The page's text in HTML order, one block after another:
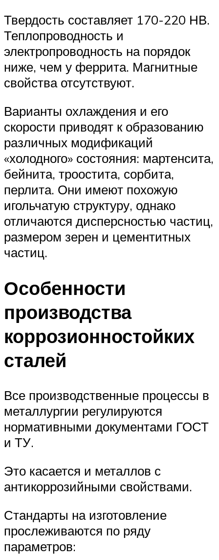
Твердость составляет 170-220 НВ.
Теплопроводность и
электропроводность на порядок
ниже, чем у феррита. Магнитные
свойства отсутствуют.
Варианты охлаждения и его
скорости приводят к образованию
различных модификаций
«холодного» состояния: мартенсита,
бейнита, троостита, сорбита,
перлита. Они имеют похожую
игольчатую структуру, однако
отличаются дисперсностью частиц,
размером зерен и цементитных
частиц.
Особенности
производства
коррозионностойких
сталей
Все производственные процессы в
металлургии регулируются
нормативными документами ГОСТ
и ТУ.
Это касается и металлов с
антикоррозийными свойствами.
Стандарты на изготовление
прослеживаются по ряду
параметров: